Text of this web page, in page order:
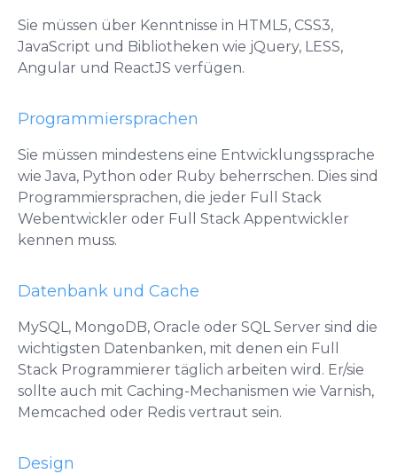
Sie müssen über Kenntnisse in HTML5, CSS3,
JavaScript und Bibliotheken wie jQuery, LESS,
Angular und ReactJS verfügen.
Programmiersprachen
Sie müssen mindestens eine Entwicklungssprache
wie Java, Python oder Ruby beherrschen. Dies sind
Programmiersprachen, die jeder Full Stack
Webentwickler oder Full Stack Appentwickler
kennen muss.
Datenbank und Cache
MySQL, MongoDB, Oracle oder SQL Server sind die
wichtigsten Datenbanken, mit denen ein Full
Stack Programmierer täglich arbeiten wird. Er/sie
sollte auch mit Caching-Mechanismen wie Varnish,
Memcached oder Redis vertraut sein.
Design